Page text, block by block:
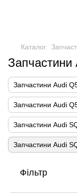
Каталог
Запчастини Audi
Запчастини Audi
Запчастини Audi
Запчастини Audi
Фільтр